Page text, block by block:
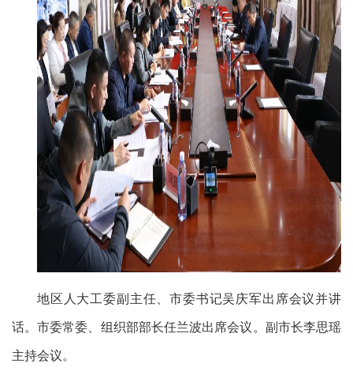
地区人大工委副主任、市委书记吴庆军出席会议并讲
话。市委常委、组织部部长任兰波出席会议。副市长李思瑶
主持会议。